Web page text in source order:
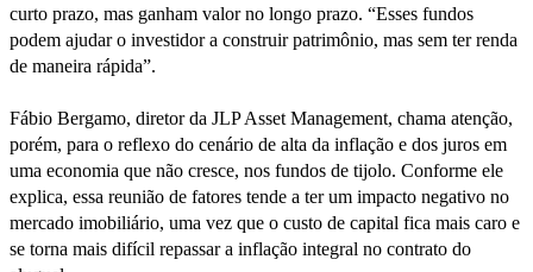
curto prazo, mas ganham valor no longo prazo. “Esses fundos
podem ajudar o investidor a construir patrimônio, mas sem ter renda
de maneira rápida”.
Fábio Bergamo, diretor da JLP Asset Management, chama atenção,
porém, para o reflexo do cenário de alta da inflação e dos juros em
uma economia que não cresce, nos fundos de tijolo. Conforme ele
explica, essa reunião de fatores tende a ter um impacto negativo no
mercado imobiliário, uma vez que o custo de capital fica mais caro e
se torna mais difícil repassar a inflação integral no contrato do